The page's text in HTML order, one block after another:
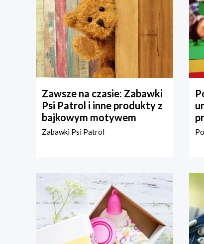
Zawsze na czasie: Zabawki
Psi Patrol i inne produkty z
bajkowym motywem
Zabawki Psi Patrol